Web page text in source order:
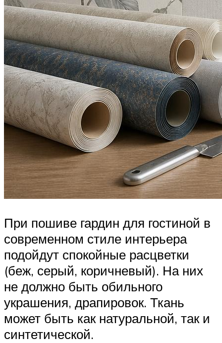
При пошиве гардин для гостиной в
современном стиле интерьера
подойдут спокойные расцветки
(беж, серый, коричневый). На них
не должно быть обильного
украшения, драпировок. Ткань
может быть как натуральной, так и
синтетической.